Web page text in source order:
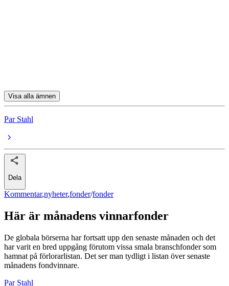
Visa alla ämnen
Par Stahl
Dela
Kommentar,nyheter,fonder/fonder
Här är månadens vinnarfonder
De globala börserna har fortsatt upp den senaste månaden och det
har varit en bred uppgång förutom vissa smala branschfonder som
hamnat på förlorarlistan. Det ser man tydligt i listan över senaste
månadens fondvinnare.
Par Stahl